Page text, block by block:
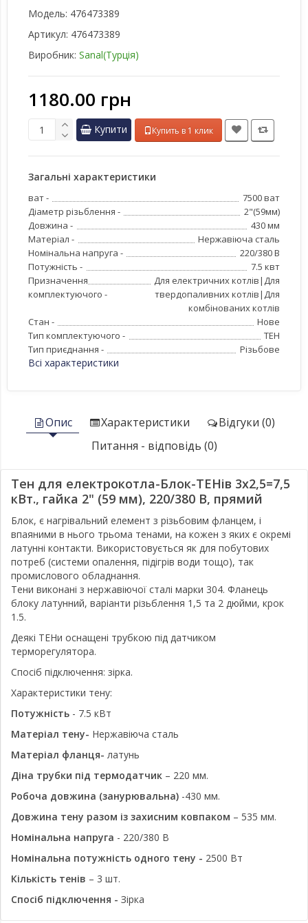
Модель: 476473389
Артикул: 476473389
Виробник: Sanal(Турція)
1180.00 грн
Купити Купить в 1 клик
Загальні характеристики
ват -
7500 ват
Діаметр різьблення -
2"(59мм)
Довжина -
430 мм
Матеріал -
Нержавіюча сталь
Номінальна напруга -
220/380 В
Потужність -
7.5 квт
Призначення
комплектуючого -
Для електричних котлів|Для
твердопаливних котлів|Для
комбінованих котлів
Стан -
Нове
Тип комплектуючого -
ТЕН
Тип приєднання -
Різьбове
Всі характеристики
Опис Характеристики
Відгуки (0)
Питання - відповідь (0)
Тен для електрокотла-Блок-ТЕНів 3х2,5=7,5
кВт., гайка 2" (59 мм), 220/380 В, прямий
Блок, є нагрівальний елемент з різьбовим фланцем, і
впаяними в нього трьома тенами, на кожен з яких є окремі
латунні контакти. Використовується як для побутових
потреб (системи опалення, підігрів води тощо), так
промислового обладнання.
Тени виконані з нержавіючої сталі марки 304. Фланець
блоку латунний, варіанти різьблення 1,5 та 2 дюйми, крок
1.5.
Деякі ТЕНи оснащені трубкою під датчиком
терморегулятора.
Спосіб підключення: зірка.
Характеристики тену:
Потужність - 7.5 кВт
Матеріал тену- Нержавіюча сталь
Матеріал фланця- латунь
Діна трубки під термодатчик – 220 мм.
Робоча довжина (занурювальна) -430 мм.
Довжина тену разом із захисним ковпаком – 535 мм.
Номінальна напруга - 220/380 В
Номінальна потужність одного тену - 2500 Вт
Кількість тенів – 3 шт.
Спосіб підключення - Зірка